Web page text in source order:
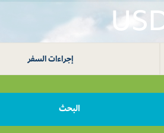
إجراءات السفر
البحث